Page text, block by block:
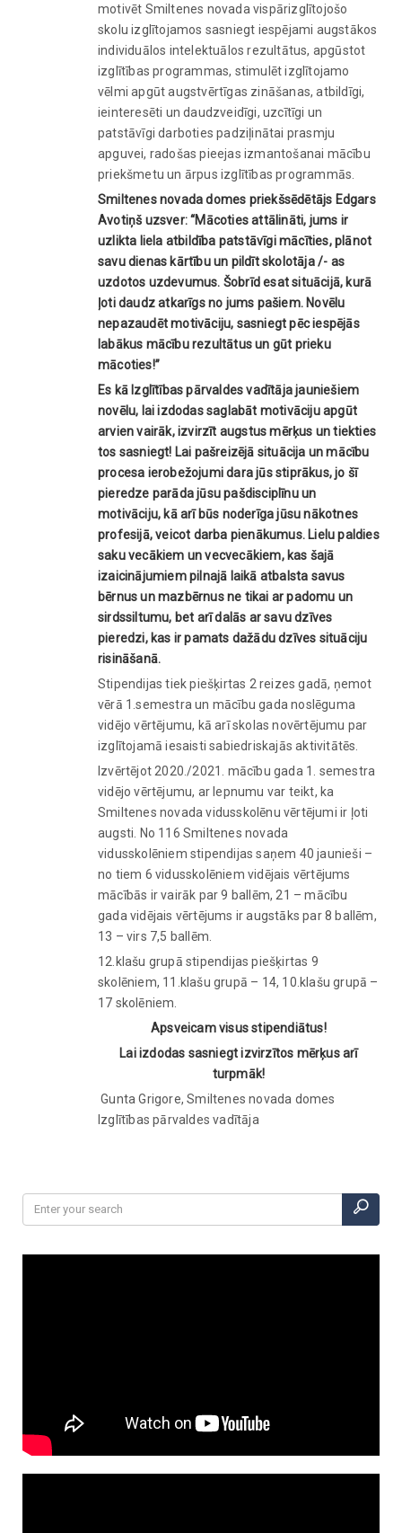
motivēt Smiltenes novada vispārizglītojošo
skolu izglītojamos sasniegt iespējami augstākos
individuālos intelektuālos rezultātus, apgūstot
izglītības programmas, stimulēt izglītojamo
vēlmi apgūt augstvērtīgas zināšanas, atbildīgi,
ieinteresēti un daudzveidīgi, uzcītīgi un
patstāvīgi darboties padziļinātai prasmju
apguvei, radošas pieejas izmantošanai mācību
priekšmetu un ārpus izglītības programmās.
Smiltenes novada domes priekšsēdētājs Edgars
Avotiņš uzsver: “Mācoties attālināti, jums ir
uzlikta liela atbildība patstāvīgi mācīties, plānot
savu dienas kārtību un pildīt skolotāja /- as
uzdotos uzdevumus. Šobrīd esat situācijā, kurā
ļoti daudz atkarīgs no jums pašiem. Novēlu
nepazaudēt motivāciju, sasniegt pēc iespējās
labākus mācību rezultātus un gūt prieku
mācoties!”
Es kā Izglītības pārvaldes vadītāja jauniešiem
novēlu, lai izdodas saglabāt motivāciju apgūt
arvien vairāk, izvirzīt augstus mērķus un tiekties
tos sasniegt! Lai pašreizējā situācija un mācību
procesa ierobežojumi dara jūs stiprākus, jo šī
pieredze parāda jūsu pašdisciplīnu un
motivāciju, kā arī būs noderīga jūsu nākotnes
profesijā, veicot darba pienākumus. Lielu paldies
saku vecākiem un vecvecākiem, kas šajā
izaicinājumiem pilnajā laikā atbalsta savus
bērnus un mazbērnus ne tikai ar padomu un
sirdssiltumu, bet arī dalās ar savu dzīves
pieredzi, kas ir pamats dažādu dzīves situāciju
risināšanā.
Stipendijas tiek piešķirtas 2 reizes gadā, ņemot
vērā 1.semestra un mācību gada noslēguma
vidējo vērtējumu, kā arī skolas novērtējumu par
izglītojamā iesaisti sabiedriskajās aktivitātēs.
Izvērtējot 2020./2021. mācību gada 1. semestra
vidējo vērtējumu, ar lepnumu var teikt, ka
Smiltenes novada vidusskolēnu vērtējumi ir ļoti
augsti. No 116 Smiltenes novada
vidusskolēniem stipendijas saņem 40 jaunieši –
no tiem 6 vidusskolēniem vidējais vērtējums
mācībās ir vairāk par 9 ballēm, 21 – mācību
gada vidējais vērtējums ir augstāks par 8 ballēm,
13 – virs 7,5 ballēm.
12.klašu grupā stipendijas piešķirtas 9
skolēniem, 11.klašu grupā – 14, 10.klašu grupā –
17 skolēniem.
Apsveicam visus stipendiātus!
Lai izdodas sasniegt izvirzītos mērķus arī
turpmāk!
Gunta Grigore, Smiltenes novada domes
Izglītības pārvaldes vadītāja